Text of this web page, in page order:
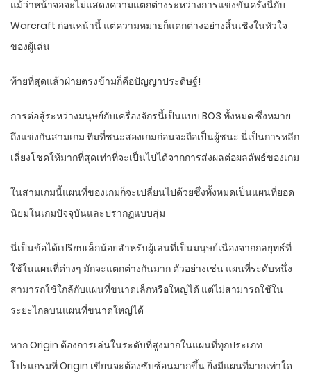
แม้ว่าหน้าจอจะไม่แสดงความแตกต่างระหว่างการแข่งขันครั้งนี้กับ
Warcraft ก่อนหน้านี้ แต่ความหมายก็แตกต่างอย่างสิ้นเชิงในหัวใจ
ของผู้เล่น
ท้ายที่สุดแล้วฝ่ายตรงข้ามก็คือปัญญาประดิษฐ์!
การต่อสู้ระหว่างมนุษย์กับเครื่องจักรนี้เป็นแบบ BO3 ทั้งหมด ซึ่งหมาย
ถึงแข่งกันสามเกม ทีมที่ชนะสองเกมก่อนจะถือเป็นผู้ชนะ นี่เป็นการหลีก
เลี่ยงโชคให้มากที่สุดเท่าที่จะเป็นไปได้จากการส่งผลต่อผลลัพธ์ของเกม
ในสามเกมนี้แผนที่ของเกมก็จะเปลี่ยนไปด้วยซึ่งทั้งหมดเป็นแผนที่ยอด
นิยมในเกมปัจจุบันและปรากฏแบบสุ่ม
นี่เป็นข้อได้เปรียบเล็กน้อยสำหรับผู้เล่นที่เป็นมนุษย์เนื่องจากกลยุทธ์ที่
ใช้ในแผนที่ต่างๆ มักจะแตกต่างกันมาก ตัวอย่างเช่น แผนที่ระดับหนึ่ง
สามารถใช้ใกล้กับแผนที่ขนาดเล็กหรือใหญ่ได้ แต่ไม่สามารถใช้ใน
ระยะไกลบนแผนที่ขนาดใหญ่ได้
หาก Origin ต้องการเล่นในระดับที่สูงมากในแผนที่ทุกประเภท
โปรแกรมที่ Origin เขียนจะต้องซับซ้อนมากขึ้น ยิ่งมีแผนที่มากเท่าใด